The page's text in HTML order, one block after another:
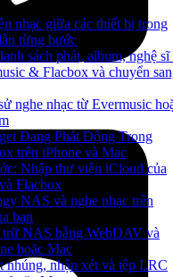
nhạc giữa các thiết bị trong
từng bước
sách phát, album, nghệ sĩ
& Flacbox và chuyển
nghe nhạc từ Evermusic
Đang Phát Động Trong
trên iPhone và Mac
Nhập thư viện iCloud của
Flacbox
NAS và nghe nhạc trên
bạn
NAS bằng WebDAV và
hoặc Mac
nhúng, nhận xét và tệp LRC